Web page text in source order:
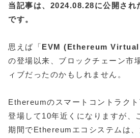
当記事は、2024.08.28に公開され
です。
思えば「EVM (Ethereum
の登場以来、ブロックチェーン市
ィブだったのかもしれません。
Ethereumのスマートコントラク
登場して10年近くになりますが、
期間でEthereumエコシステムは、